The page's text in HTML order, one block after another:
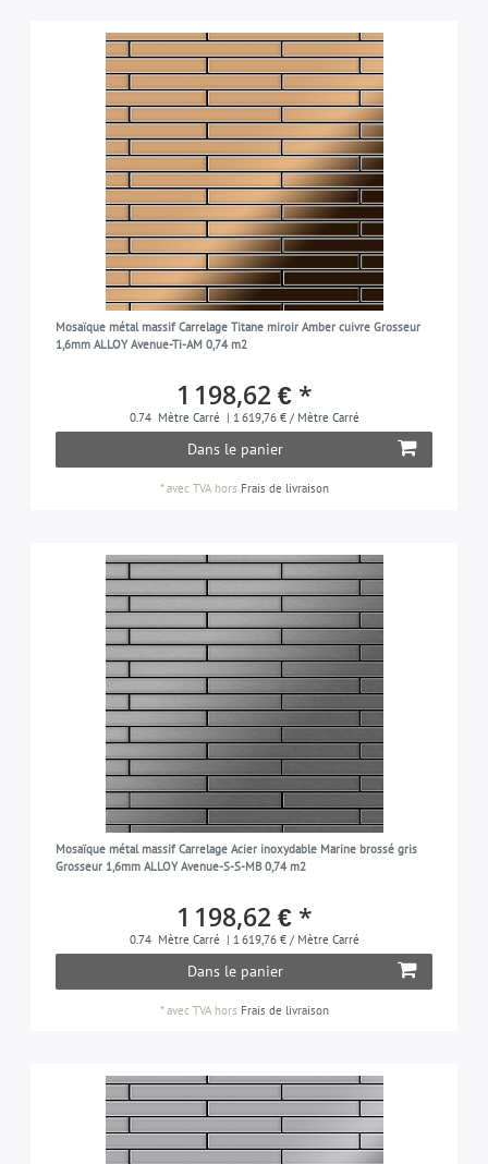
Mosaïque métal massif Carrelage Titane miroir Amber cuivre Grosseur
1,6mm ALLOY Avenue-Ti-AM 0,74 m2
1 198,62 € *
0.74 Mètre Carré | 1 619,76 € / Mètre Carré
Dans le panier
*avec TVAhors Frais de livraison
Mosaïque métal massif Carrelage Acier inoxydable Marine brossé gris
Grosseur 1,6mm ALLOY Avenue-S-S-MB 0,74 m2
1 198,62 € *
0.74 Mètre Carré | 1 619,76 € / Mètre Carré
Dans le panier
*avec TVAhors Frais de livraison